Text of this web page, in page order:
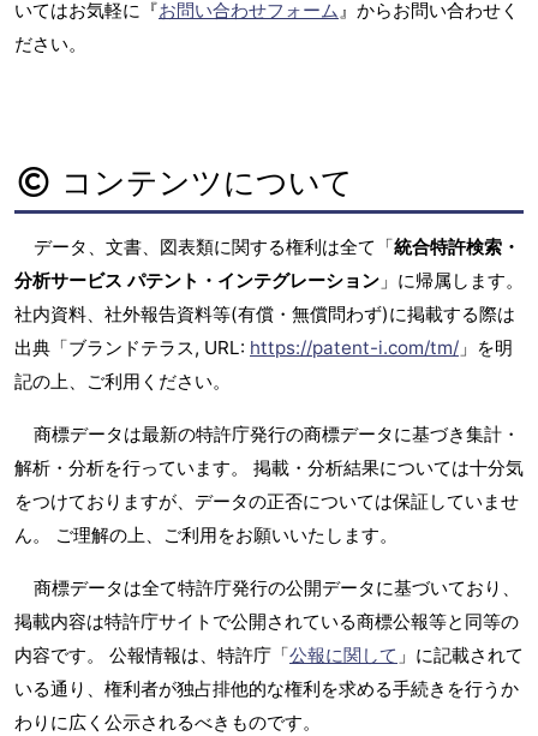
いてはお気軽に『お問い合わせフォーム』からお問い合わせく
ださい。
コンテンツについて
データ、文書、図表類に関する権利は全て「統合特許検索・
分析サービス パテント・インテグレーション 」に帰属します。
社内資料、社外報告資料等(有償・無償問わず)に掲載する際は
出典「ブランドテラス, URL: https://patent-i.com/tm/ 」を明
記の上、ご利用ください。
商標データは最新の特許庁発行の商標データに基づき集計・
解析・分析を行っています。 掲載・分析結果については十分気
をつけておりますが、データの正否については保証していませ
ん。 ご理解の上、ご利用をお願いいたします。
商標データは全て特許庁発行の公開データに基づいており、
掲載内容は特許庁サイトで公開されている商標公報等と同等の
内容です。 公報情報は、特許庁「公報に関して 」に記載されて
いる通り、権利者が独占排他的な権利を求める手続きを行うか
わりに広く公示されるべきものです。